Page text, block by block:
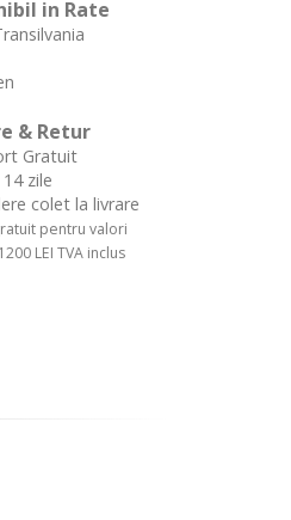
in Rate
& Retur
Gratuit
zile
colet la livrare
pentru valori
LEI TVA inclus